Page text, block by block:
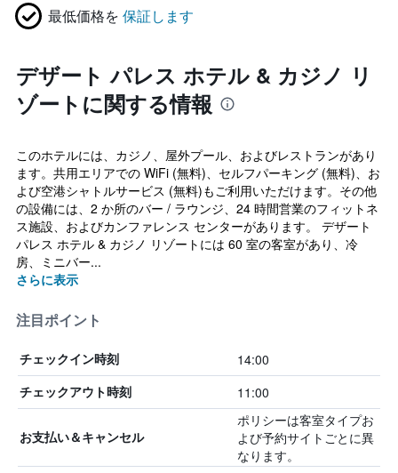
最低価格を 保証します
デザート パレス ホテル & カジノ リ
ゾートに関する情報
このホテルには、カジノ、屋外プール、およびレストランがあり
ます。共用エリアでの WiFi (無料)、セルフパーキング (無料)、お
よび空港シャトルサービス (無料)もご利用いただけます。その他
の設備には、2 か所のバー / ラウンジ、24 時間営業のフィットネ
ス施設、およびカンファレンス センターがあります。 デザート
パレス ホテル & カジノ リゾートには 60 室の客室があり、冷
房、ミニバー...
さらに表示
注目ポイント
チェックイン時刻 14:00
チェックアウト時刻 11:00
お支払い＆キャンセル
ポリシーは客室タイプお
よび予約サイトごとに異
なります。